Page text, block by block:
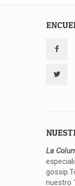
La
nuestro